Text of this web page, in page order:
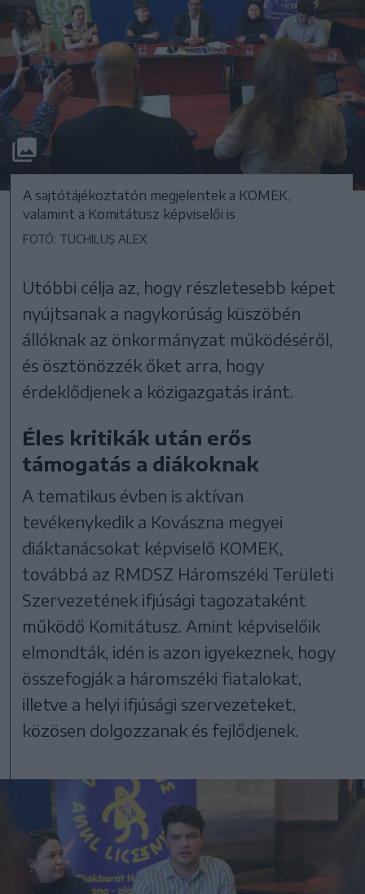
A sajtótájékoztatón megjelentek a KOMEK,
valamint a Komitátusz képviselői is
FOTÓ: TUCHILUȘ ALEX
Utóbbi célja az, hogy részletesebb képet
nyújtsanak a nagykorúság küszöbén
állóknak az önkormányzat működéséről,
és ösztönözzék őket arra, hogy
érdeklődjenek a közigazgatás iránt.
Éles kritikák után erős
támogatás a diákoknak
A tematikus évben is aktívan
tevékenykedik a Kovászna megyei
diáktanácsokat képviselő KOMEK,
továbbá az RMDSZ Háromszéki Területi
Szervezetének ifjúsági tagozataként
működő Komitátusz. Amint képviselőik
elmondták, idén is azon igyekeznek, hogy
összefogják a háromszéki fiatalokat,
illetve a helyi ifjúsági szervezeteket,
közösen dolgozzanak és fejlődjenek.